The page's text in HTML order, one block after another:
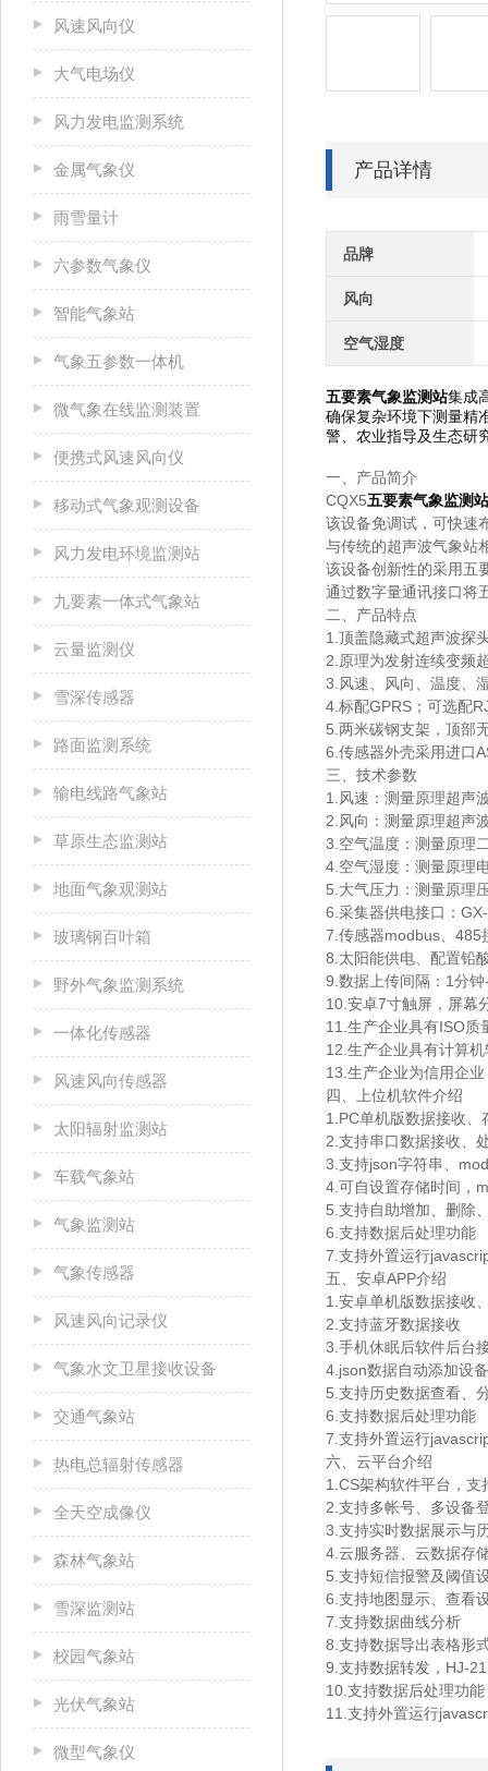
风速风向仪
大气电场仪
风力发电监测系统
金属气象仪
雨雪量计
六参数气象仪
智能气象站
气象五参数一体机
微气象在线监测装置
便携式风速风向仪
移动式气象观测设备
风力发电环境监测站
九要素一体式气象站
云量监测仪
雪深传感器
路面监测系统
输电线路气象站
草原生态监测站
地面气象观测站
玻璃钢百叶箱
野外气象监测系统
一体化传感器
风速风向传感器
太阳辐射监测站
车载气象站
气象监测站
气象传感器
风速风向记录仪
气象水文卫星接收设备
交通气象站
热电总辐射传感器
全天空成像仪
森林气象站
雪深监测站
校园气象站
光伏气象站
微型气象仪
产品详情
品牌
风向
空气湿度
五要素气象监测站集成
确保复杂环境下测量精
警、农业指导及生态研
一、产品简介
CQX5五要素气象监测站
该设备免调试，可快速
与传统的超声波气象站
该设备创新性的采用五
通过数字量通讯接口将
二、产品特点
1.顶盖隐藏式超声波探
2.原理为发射连续变频
3.风速、风向、温度、
4.标配GPRS；可选配
5.两米碳钢支架，顶部
6.传感器外壳采用进口
三、技术参数
1.风速：测量原理超声
2.风向：测量原理超声
3.空气温度：测量原
4.空气湿度：测量原理
5.大气压力：测量原理
6.采集器供电接口：
7.传感器modbus、485
8.太阳能供电、配置铅
9.数据上传间隔：1分
10.安卓7寸触屏，屏幕
11.生产企业具有ISO质
12.生产企业具有计算
13.生产企业为信用企业
四、上位机软件介绍
1.PC单机版数据接收
2.支持串口数据接收、
3.支持json字符串、
4.可自设置存储时间，
5.支持自助增加、删除
6.支持数据后处理功能
7.支持外置运行
五、安卓APP介绍
1.安卓单机版数据接收
2.支持蓝牙数据接收
3.手机休眠后软件后台
4.json数据自动添加设
5.支持历史数据查看、
6.支持数据后处理功能
7.支持外置运行
六、云平台介绍
1.CS架构软件平台，
2.支持多帐号、多设备
3.支持实时数据展示与
4.云服务器、云数据存
5.支持短信报警及阈值
6.支持地图显示、查看
7.支持数据曲线分析
8.支持数据导出表格形
9.支持数据转发，HJ-
10.支持数据后处理功能
11.支持外置运行